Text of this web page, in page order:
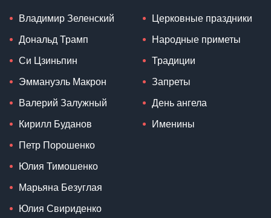
Владимир Зеленский
Дональд Трамп
Си Цзиньпин
Эммануэль Макрон
Валерий Залужный
Кирилл Буданов
Петр Порошенко
Юлия Тимошенко
Марьяна Безуглая
Юлия Свириденко
Церковные праздники
Народные приметы
Традиции
Запреты
День ангела
Именины